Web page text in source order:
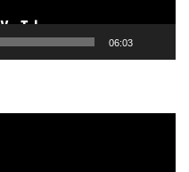
06:03